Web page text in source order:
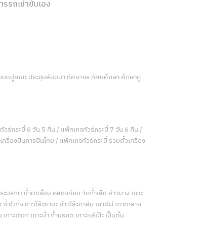
รถเช่าขับเอง
บหมู่คณะ ประชุมสัมมนา ทัศนาจร ทัศนศึกษา ศึกษาดู
ร์กระบี่ 6 วัน 5 คืน / แพ็คเกจทัวร์กระบี่ 7 วัน 6 คืน /
รื่องบินการบินไทย / แพ็คเกจทัวร์กระบี่ รวมตั๋วเครื่อง
มรกต น้ำตกร้อน คลองท่อม วัดถ้ำเสือ อ่าวนาง เกาะ
ไวกิ้ง อ่าวโล๊ะซามะ อ่าวโล๊ะดาลัม เกาะไผ่ เกาะกลาง
กาะเชือก เกาะม้า ถ้ำมรกต เกาะหลีเป๊ะ เป็นต้น